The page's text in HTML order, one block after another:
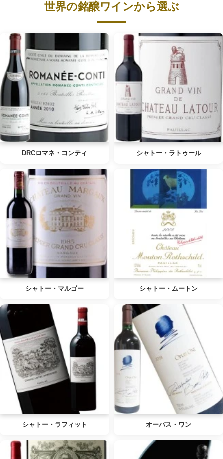
世界の銘醸ワインから選ぶ
DRCロマネ・コンティ シャトー・ラトゥール
シャトー・マルゴー シャトー・ムートン
シャトー・ラフィット オーパス・ワン